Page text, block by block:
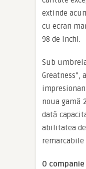
extinde
cu ecran
98 de inchi.
Sub
Greatness”,
noua gamă
dată
abilitatea
remarcabile
O